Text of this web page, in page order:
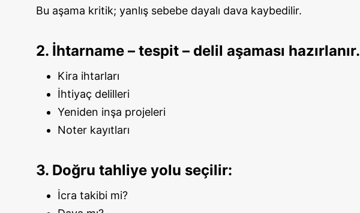
Bu aşama kritik; yanlış sebebe dayalı dava kaybedilir.
2. İhtarname – tespit – delil aşaması hazırlanır.
Kira ihtarları
İhtiyaç delilleri
Yeniden inşa projeleri
Noter kayıtları
3. Doğru tahliye yolu seçilir:
İcra takibi mi?